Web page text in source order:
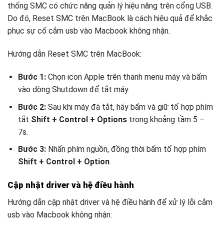
thống SMC có chức năng quản lý hiệu năng trên cổng USB.
Do đó, Reset SMC trên MacBook là cách hiệu quả để khắc
phục sự cố cắm usb vào Macbook không nhận.
Hướng dẫn Reset SMC trên MacBook:
Bước 1: Chọn icon Apple trên thanh menu máy và bấm
vào dòng Shutdown để tắt máy.
Bước 2:Sau khi máy đã tắt, hãy bấm và giữ tổ hợp phím
tắt Shift + Control + Optionstrong khoảng tầm 5 –
7s.
Bước 3: Nhấn phím nguồn, đồng thời bấm tổ hợp phím
Shift + Control + Option.
Cập nhật driver và hệ điều hành
Hướng dẫn cập nhật driver và hệ điều hành để xử lý lỗi cắm
usb vào Macbook không nhận: